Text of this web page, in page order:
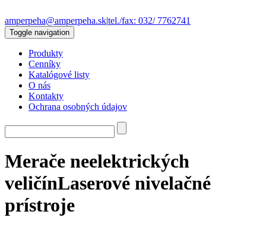
amperpeha@amperpeha.sk|tel./fax: 032/ 7762741
Toggle navigation
Produkty
Cenníky
Katalógové listy
O nás
Kontakty
Ochrana osobných údajov
Merače neelektrických
veličínLaserové nivelačné
prístroje